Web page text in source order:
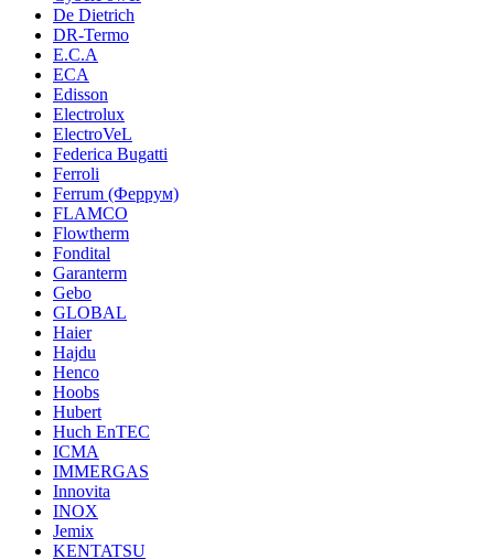
De Dietrich
DR-Termo
E.C.A
ECA
Edisson
Electrolux
ElectroVeL
Federica Bugatti
Ferroli
Ferrum (Феррум)
FLAMCO
Flowtherm
Fondital
Garanterm
Gebo
GLOBAL
Haier
Hajdu
Henco
Hoobs
Hubert
Huch EnTEC
ICMA
IMMERGAS
Innovita
INOX
Jemix
KENTATSU